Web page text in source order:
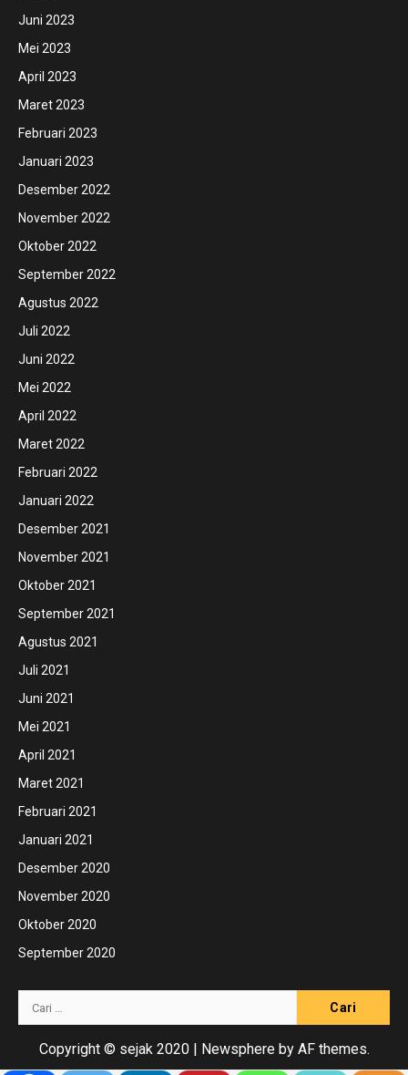
Juni 2023
Mei 2023
April 2023
Maret 2023
Februari 2023
Januari 2023
Desember 2022
November 2022
Oktober 2022
September 2022
Agustus 2022
Juli 2022
Juni 2022
Mei 2022
April 2022
Maret 2022
Februari 2022
Januari 2022
Desember 2021
November 2021
Oktober 2021
September 2021
Agustus 2021
Juli 2021
Juni 2021
Mei 2021
April 2021
Maret 2021
Februari 2021
Januari 2021
Desember 2020
November 2020
Oktober 2020
September 2020
Cari
untuk:
Copyright © sejak 2020 | Newsphereby AF themes.